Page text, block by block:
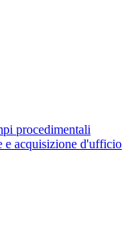
procedimentali
e acquisizione d'ufficio